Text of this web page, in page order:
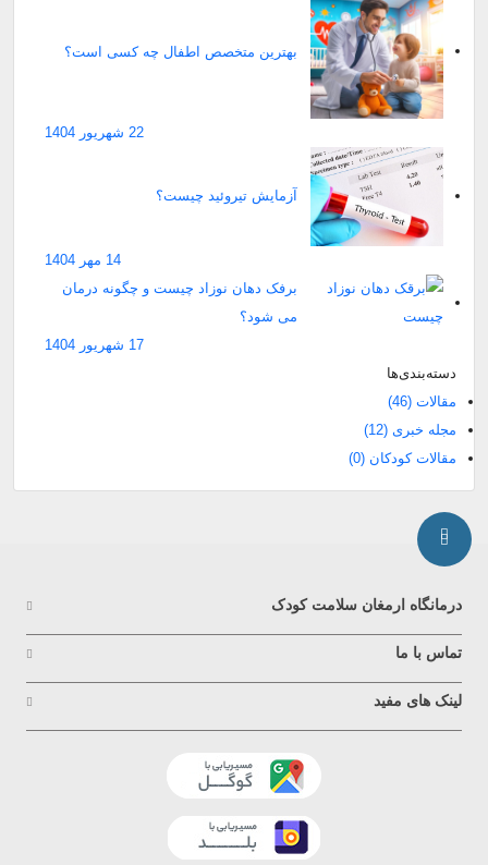
بهترین متخصص اطفال چه کسی است؟
22 شهریور 1404
آزمایش تیروئید چیست؟
14 مهر 1404
برفک دهان نوزاد چیست و چگونه درمان
می شود؟
17 شهریور 1404
دسته‌بندی‌ها
مقالات (46)
مجله خبری (12)
مقالات کودکان (0)
درمانگاه ارمغان سلامت کودک
تماس با ما
لینک های مفید